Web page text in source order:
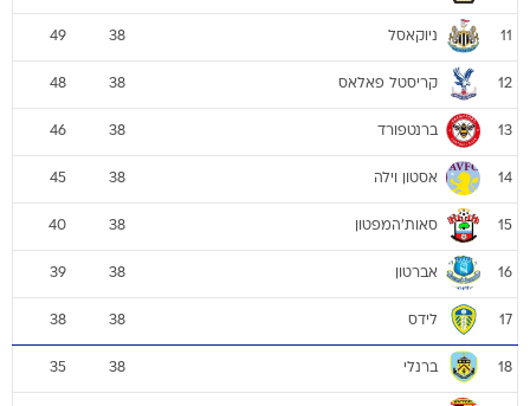
11 ניוקאסל 38
49
12 קריסטל פאלאס 38
48
13 ברנטפורד 38
46
14 אסטון וילה 38
45
15 סאות'המפטון 38
40
16 אברטון 38
39
17 לידס 38
38
18 ברנלי 38
35